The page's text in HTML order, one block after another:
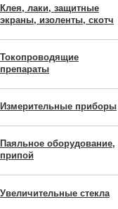
Клея, лаки, защитные
экраны, изоленты, скотч
Токопроводящие
препараты
Измерительные приборы
Паяльное оборудование,
припой
Увеличительные стекла